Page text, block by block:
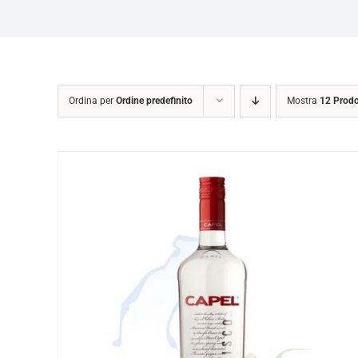
Ordina per Ordine predefinito Mostra 12